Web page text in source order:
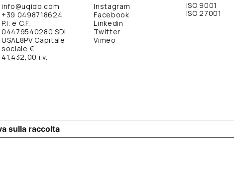
info@uqido.com
+39 0498718624
P.I. e C.F.
04479540280 SDI
USAL8PV Capitale
sociale €
41.432,00 i.v.
Instagram
Facebook
Linkedin
Twitter
Vimeo
ISO 9001
ISO 27001
sulla raccolta